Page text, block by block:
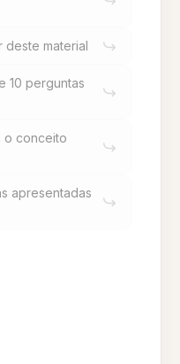
deste material
10 perguntas
o conceito
apresentadas